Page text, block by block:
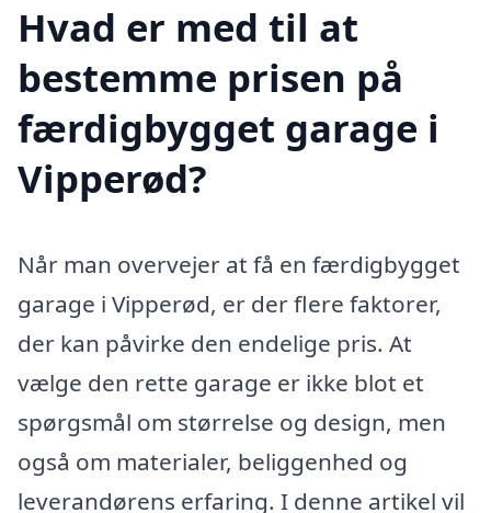
Hvad er med til at
bestemme prisen på
færdigbygget garage i
Vipperød?
Når man overvejer at få en færdigbygget
garage i Vipperød, er der flere faktorer,
der kan påvirke den endelige pris. At
vælge den rette garage er ikke blot et
spørgsmål om størrelse og design, men
også om materialer, beliggenhed og
leverandørens erfaring. I denne artikel vil